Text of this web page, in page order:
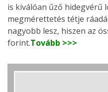
is kiválóan űző hidegvérű
megmérettetés tétje
nagyobb lesz, hiszen az
forint.Tovább >>>